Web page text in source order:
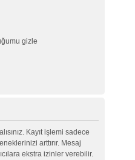
gizle
Kayıt işlemi sadece
arttırır. Mesaj
ekstra izinler verebilir.